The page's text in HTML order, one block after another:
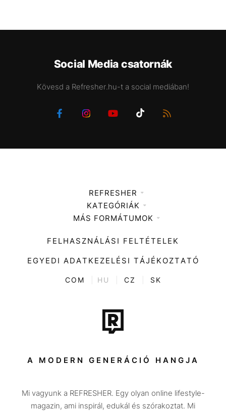
Social Media csatornák
Kövesd a Refresher.hu-t a social mediában!
REFRESHER
Médiaajánlat
KATEGÓRIÁK
Zene
Divat
Kultúra
ENTR
Tech-Tudomány
Sport
Társadalom
Utazás
MÁS FORMÁTUMOK
FELHASZNÁLÁSI FELTÉTELEK
EGYEDI ADATKEZELÉSI TÁJÉKOZTATÓ
COM HU CZ SK
A MODERN GENERÁCIÓ HANGJA
Mi vagyunk a REFRESHER. Egy olyan online lifestyle-
magazin, ami inspirál, edukál és szórakoztat. Mi